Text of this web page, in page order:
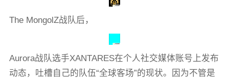
The MongolZ战队后，
Aurora战队选手XANTARES在个人社交媒体账号上发布
动态，吐槽自己的队伍“全球客场”的现状。因为不管是